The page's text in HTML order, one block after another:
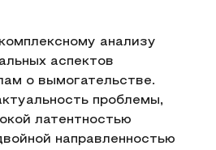
анализу
аспектов
о вымогательстве.
проблемы,
латентностью
направленностью